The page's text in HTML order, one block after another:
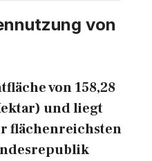
von
von 158,28
und liegt
flächenreichsten